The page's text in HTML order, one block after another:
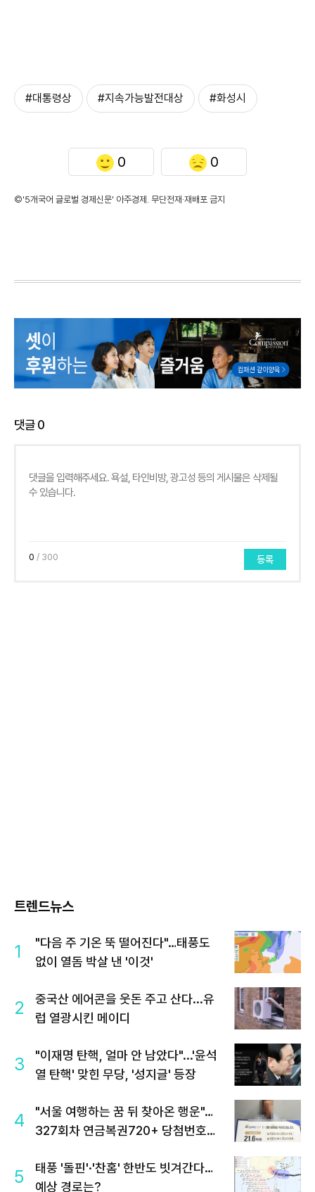
#대통령상 #지속가능발전대상 #화성시
0 0
©'5개국어 글로벌 경제신문' 아주경제. 무단전재·재배포 금지
댓글0
0 / 300 등록
트렌드뉴스
1
"다음 주 기온 뚝 떨어진다"…태풍도
없이 열돔 박살 낸 '이것'
2
중국산 에어콘을 웃돈 주고 산다...유
럽 열광시킨 메이디
3
"이재명 탄핵, 얼마 안 남았다"...'윤석
열 탄핵' 맞힌 무당, '성지글' 등장
4
"서울 여행하는 꿈 뒤 찾아온 행운"…
327회차 연금복권720+ 당첨번호조
5
태풍 '돌핀'·'찬홈' 한반도 빗겨간다…
예상 경로는?